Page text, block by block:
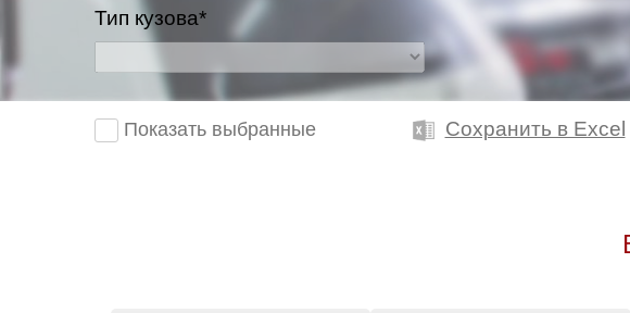
Тип кузова*
Показать выбранные Сохранить в Excel